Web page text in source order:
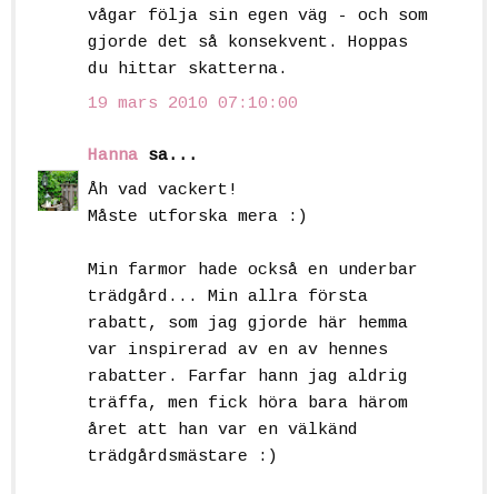
vågar följa sin egen väg - och som
gjorde det så konsekvent. Hoppas
du hittar skatterna.
19 mars 2010 07:10:00
Hanna sa...
Åh vad vackert!
Måste utforska mera :)
Min farmor hade också en underbar
trädgård... Min allra första
rabatt, som jag gjorde här hemma
var inspirerad av en av hennes
rabatter. Farfar hann jag aldrig
träffa, men fick höra bara härom
året att han var en välkänd
trädgårdsmästare :)